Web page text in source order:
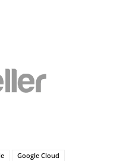
Google Cloud